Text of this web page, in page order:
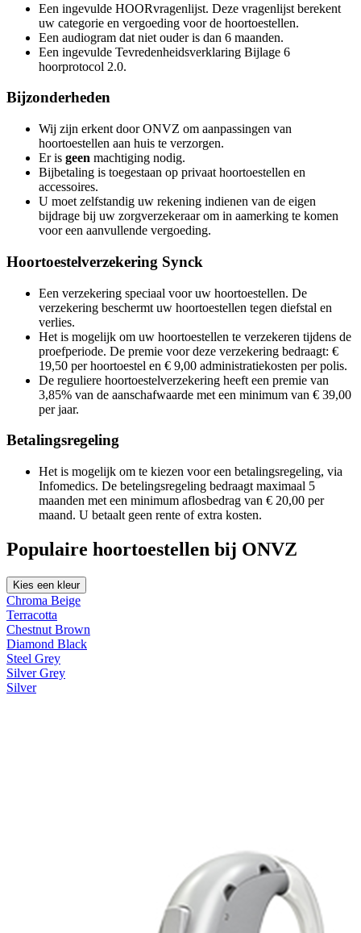
Een ingevulde HOORvragenlijst. Deze vragenlijst berekent
uw categorie en vergoeding voor de hoortoestellen.
Een audiogram dat niet ouder is dan 6 maanden.
Een ingevulde Tevredenheidsverklaring Bijlage 6
hoorprotocol 2.0.
Bijzonderheden
Wij zijn erkent door ONVZ om aanpassingen van
hoortoestellen aan huis te verzorgen.
Er is geen machtiging nodig.
Bijbetaling is toegestaan op privaat hoortoestellen en
accessoires.
U moet zelfstandig uw rekening indienen van de eigen
bijdrage bij uw zorgverzekeraar om in aamerking te komen
voor een aanvullende vergoeding.
Hoortoestelverzekering Synck
Een verzekering speciaal voor uw hoortoestellen. De
verzekering beschermt uw hoortoestellen tegen diefstal en
verlies.
Het is mogelijk om uw hoortoestellen te verzekeren tijdens de
proefperiode. De premie voor deze verzekering bedraagt: €
19,50 per hoortoestel en € 9,00 administratiekosten per polis.
De reguliere hoortoestelverzekering heeft een premie van
3,85% van de aanschafwaarde met een minimum van € 39,00
per jaar.
Betalingsregeling
Het is mogelijk om te kiezen voor een betalingsregeling, via
Infomedics. De betelingsregeling bedraagt maximaal 5
maanden met een minimum aflosbedrag van € 20,00 per
maand. U betaalt geen rente of extra kosten.
Populaire hoortoestellen bij ONVZ
Kies een kleur
Chroma Beige
Terracotta
Chestnut Brown
Diamond Black
Steel Grey
Silver Grey
Silver